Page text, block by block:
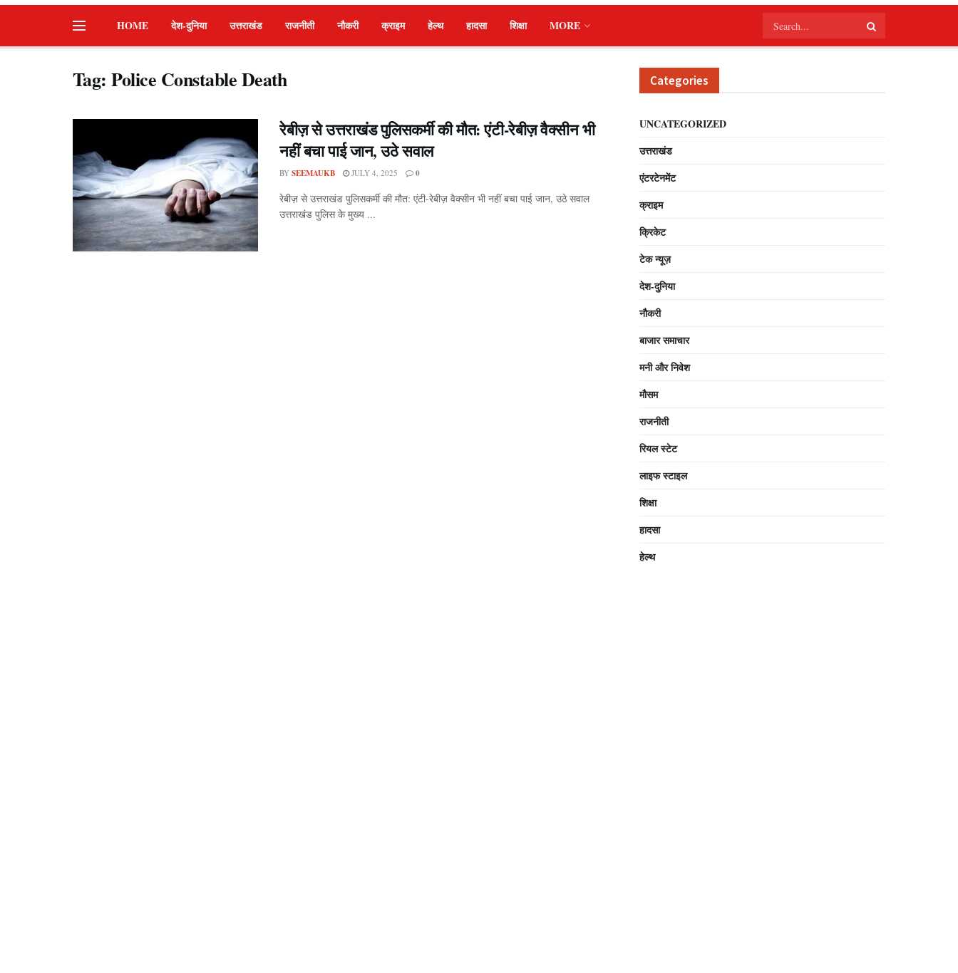
HOME देश-दुनिया उत्तराखंड राजनीती नौकरी क्राइम हेल्थ हादसा शिक्षा MORE
Tag:Police Constable Death
रेबीज़ से उत्तराखंड पुलिसकर्मी की मौत: एंटी-रेबीज़ वैक्सीन भी
नहीं बचा पाई जान, उठे सवाल
BY SEEMAUKB JULY 4, 2025 0
रेबीज़ से उत्तराखंड पुलिसकर्मी की मौत: एंटी-रेबीज़ वैक्सीन भी नहीं बचा पाई जान, उठे सवाल
उत्तराखंड पुलिस के मुख्य ...
Categories
UNCATEGORIZED
उत्तराखंड
एंटरटेनमेंट
क्राइम
क्रिकेट
टेक न्यूज़
देश-दुनिया
नौकरी
बाजार समाचार
मनी और निवेश
मौसम
राजनीती
रियल स्टेट
लाइफ स्टाइल
शिक्षा
हादसा
हेल्थ